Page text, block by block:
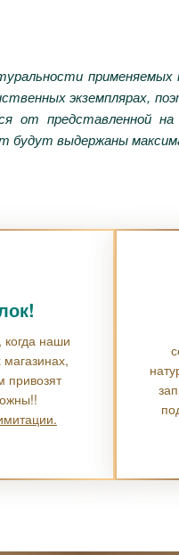
применяемых
экземплярах,
от представленной
будут выдержаны
когда наши
привозят